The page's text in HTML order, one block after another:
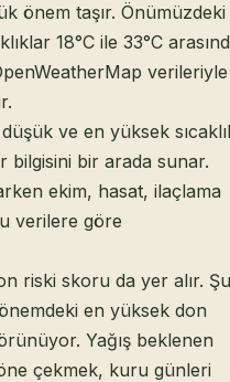
önem taşır.
18°C ile 33°C
verileriyle
ve en yüksek
bilgisini bir arada sunar.
ekim, hasat, ilaçlama
verilere göre
riski skoru da yer alır. Şu
en yüksek don
Yağış beklenen
çekmek, kuru günleri